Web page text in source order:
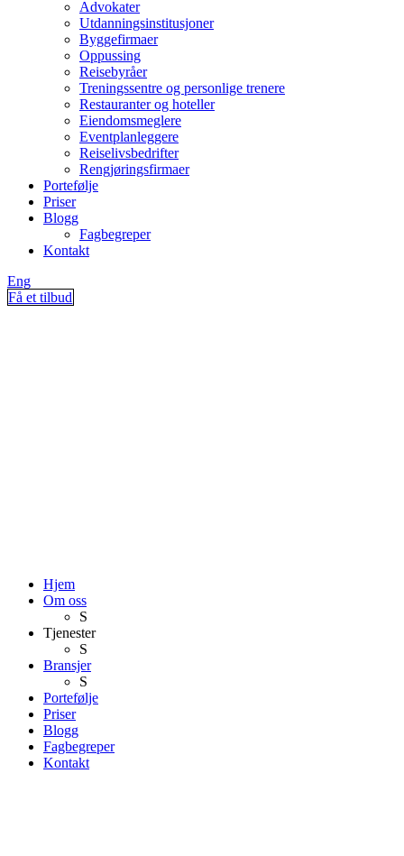
Advokater
Utdanningsinstitusjoner
Byggefirmaer
Oppussing
Reisebyråer
Treningssentre og personlige trenere
Restauranter og hoteller
Eiendomsmeglere
Eventplanleggere
Reiselivsbedrifter
Rengjøringsfirmaer
Portefølje
Priser
Blogg
Fagbegreper
Kontakt
Eng
Få et tilbud
Hjem
Om oss
S
Tjenester
S
Bransjer
S
Portefølje
Priser
Blogg
Fagbegreper
Kontakt